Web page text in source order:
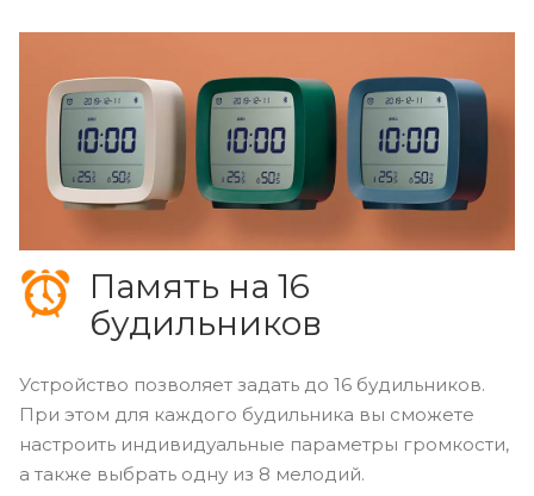
Память на 16
будильников
Устройство позволяет задать до 16 будильников.
При этом для каждого будильника вы сможете
настроить индивидуальные параметры громкости,
а также выбрать одну из 8 мелодий.